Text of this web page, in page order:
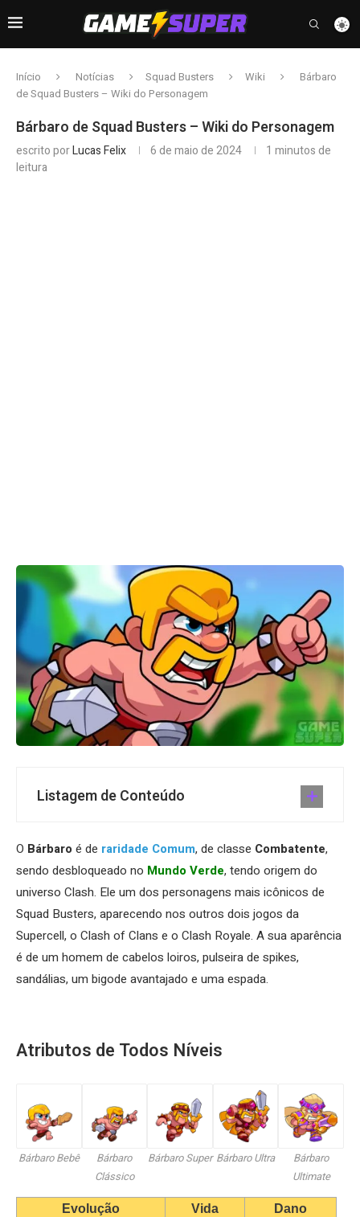
Início Notícias Squad Busters Wiki
Bárbaro
de Squad Busters – Wiki do Personagem
Bárbaro de Squad Busters – Wiki do Personagem
escrito porLucas Felix 6 de maio de 2024
1 minutos de
leitura
Listagem de Conteúdo
O Bárbaro é de raridade Comum, de classe Combatente,
sendo desbloqueado no Mundo Verde, tendo origem do
universo Clash. Ele um dos personagens mais icônicos de
Squad Busters, aparecendo nos outros dois jogos da
Supercell, o Clash of Clans e o Clash Royale. A sua aparência
é de um homem de cabelos loiros, pulseira de spikes,
sandálias, um bigode avantajado e uma espada.
Atributos de Todos Níveis
Bárbaro Bebê
Bárbaro
Clássico
Bárbaro Super Bárbaro Ultra
Bárbaro
Ultimate
Evolução
Vida
Dano